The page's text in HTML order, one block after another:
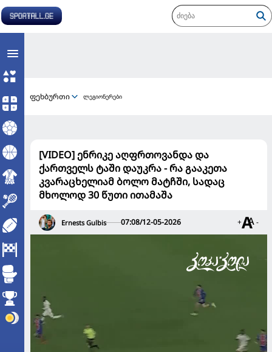
ფეხბურთი ლეგიონერები
[VIDEO] ენრიკე აღფრთოვანდა და
ქართველს ტაში დაუკრა - რა გააკეთა
კვარაცხელიამ ბოლო მატჩში, სადაც
მხოლოდ 30 წუთი ითამაშა
Ernests Gulbis 07:08/12-05-2026 + -